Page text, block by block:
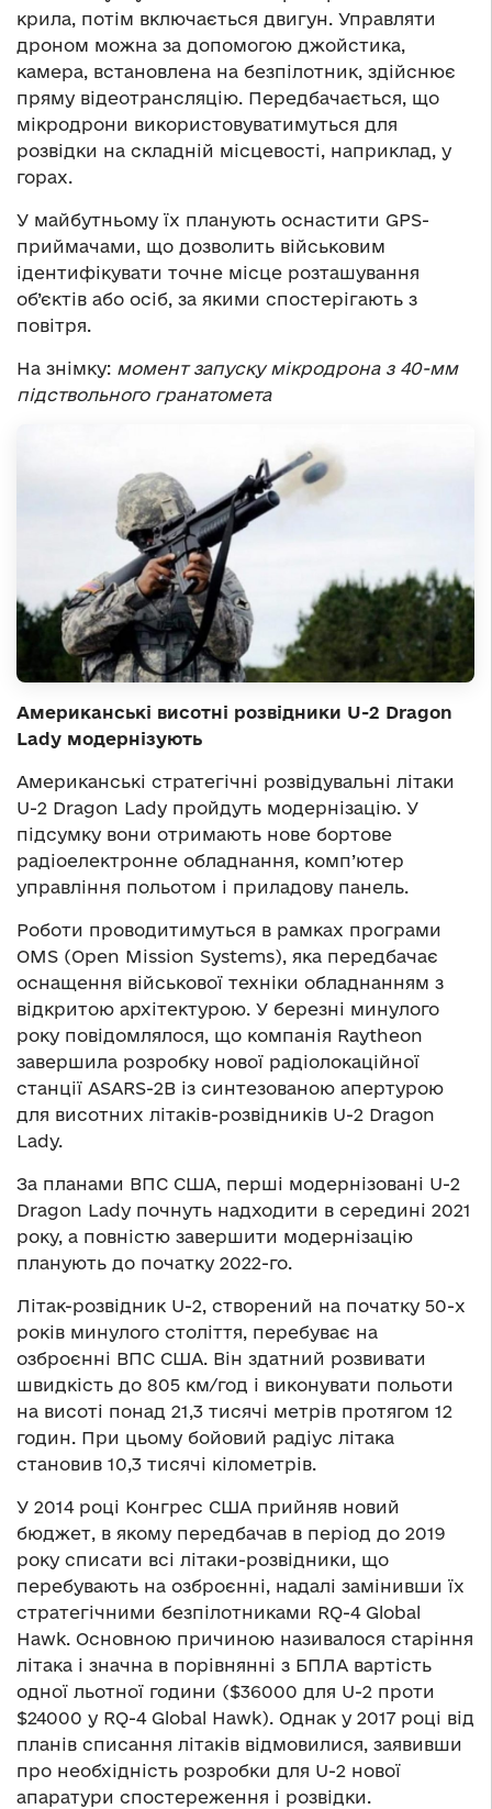
крила, потім включається двигун. Управляти
дроном можна за допомогою джойстика,
камера, встановлена на безпілотник, здійснює
пряму відеотрансляцію. Передбачається, що
мікродрони використовуватимуться для
розвідки на складній місцевості, наприклад, у
горах.
У майбутньому їх планують оснастити GPS-
приймачами, що дозволить військовим
ідентифікувати точне місце розташування
об’єктів або осіб, за якими спостерігають з
повітря.
На знімку: момент запуску мікродрона з 40-мм
підствольного гранатомета
Американські висотні розвідники U-2 Dragon
Lady модернізують
Американські стратегічні розвідувальні літаки
U-2 Dragon Lady пройдуть модернізацію. У
підсумку вони отримають нове бортове
радіоелектронне обладнання, комп’ютер
управління польотом і приладову панель.
Роботи проводитимуться в рамках програми
OMS (Open Mission Systems), яка передбачає
оснащення військової техніки обладнанням з
відкритою архітектурою. У березні минулого
року повідомлялося, що компанія Raytheon
завершила розробку нової радіолокаційної
станції ASARS-2B із синтезованою апертурою
для висотних літаків-розвідників U-2 Dragon
Lady.
За планами ВПС США, перші модернізовані U-2
Dragon Lady почнуть надходити в середині 2021
року, а повністю завершити модернізацію
планують до початку 2022-го.
Літак-розвідник U-2, створений на початку 50-х
років минулого століття, перебуває на
озброєнні ВПС США. Він здатний розвивати
швидкість до 805 км/год і виконувати польоти
на висоті понад 21,3 тисячі метрів протягом 12
годин. При цьому бойовий радіус літака
становив 10,3 тисячі кілометрів.
У 2014 році Конгрес США прийняв новий
бюджет, в якому передбачав в період до 2019
року списати всі літаки-розвідники, що
перебувають на озброєнні, надалі замінивши їх
стратегічними безпілотниками RQ-4 Global
Hawk. Основною причиною називалося старіння
літака і значна в порівнянні з БПЛА вартість
одної льотної години ($36000 для U-2 проти
$24000 у RQ-4 Global Hawk). Однак у 2017 році від
планів списання літаків відмовилися, заявивши
про необхідність розробки для U-2 нової
апаратури спостереження і розвідки.